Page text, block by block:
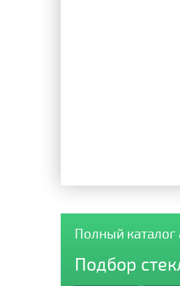
Полный каталог
Подбор